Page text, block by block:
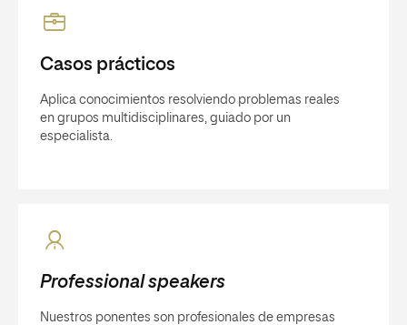
Casos prácticos
Aplica conocimientos resolviendo problemas reales
en grupos multidisciplinares, guiado por un
especialista.
Professional speakers
Nuestros ponentes son profesionales de empresas